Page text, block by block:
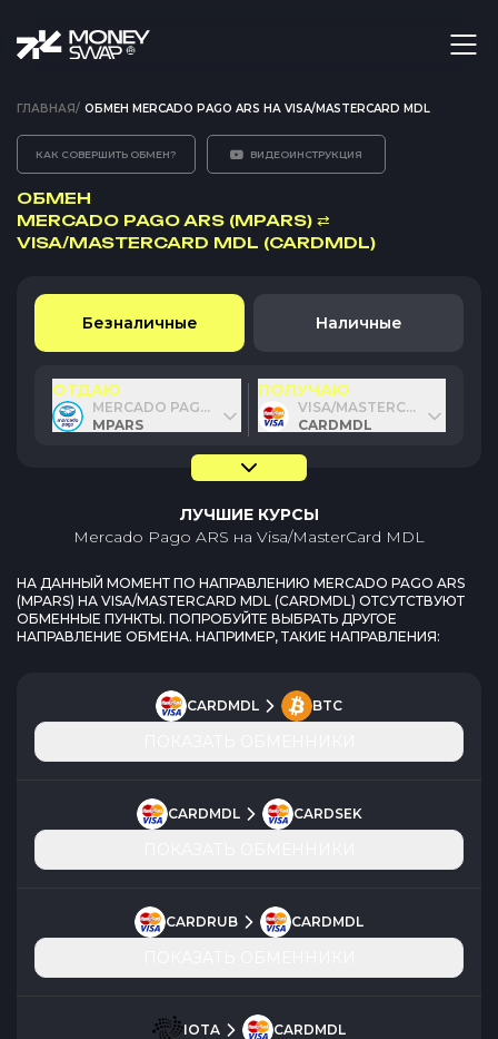
ГЛАВНАЯ/ ОБМЕН MERCADO PAGO ARS НА VISA/MASTERCARD MDL
КАК СОВЕРШИТЬ ОБМЕН? ВИДЕОИНСТРУКЦИЯ
ОБМЕН
MERCADO PAGO ARS (MPARS) ⇄
VISA/MASTERCARD MDL (CARDMDL)
Безналичные Наличные
ОТДАЮ
MERCADO PAGO ARS
MPARS
ПОЛУЧАЮ
VISA/MASTERCARD MDL
CARDMDL
ЛУЧШИЕ КУРСЫ
Mercado Pago ARS на Visa/MasterCard MDL
НА ДАННЫЙ МОМЕНТ ПО НАПРАВЛЕНИЮ MERCADO PAGO ARS
(MPARS) НА VISA/MASTERCARD MDL (CARDMDL) ОТСУТСТВУЮТ
ОБМЕННЫЕ ПУНКТЫ. ПОПРОБУЙТЕ ВЫБРАТЬ ДРУГОЕ
НАПРАВЛЕНИЕ ОБМЕНА. НАПРИМЕР, ТАКИЕ НАПРАВЛЕНИЯ:
CARDMDL BTC
CARDMDL CARDSEK
CARDRUB CARDMDL
IOTA CARDMDL